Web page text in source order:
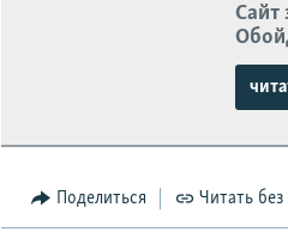
Сайт
Поделиться Читать без